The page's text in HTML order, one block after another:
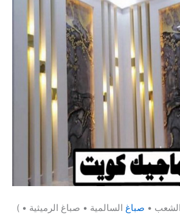
( • صباغ السالمية • صباغ الرميثية •